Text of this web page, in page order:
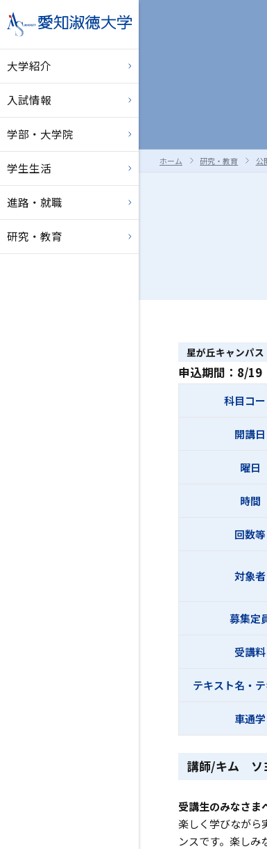
大学紹介
入試情報
学部・大学院
学生生活
進路・就職
研究・教育
ホーム 研究・教育 公
星が丘キャンパス
申込期間：8/19
科目コ
開講日
曜日
時間
回数等
対象者
募集定
受講料
テキスト名・
車通学
講師/キム ソ
受講生のみなさま
楽しく学びながら
ンスです。楽しみ